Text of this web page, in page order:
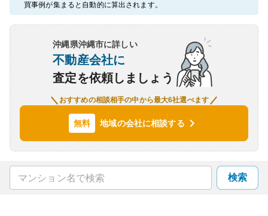
買事例が集まると自動的に算出されます。
沖縄県沖縄市に詳しい
不動産会社に
査定を依頼しましょう
おすすめの相談相手の中から最大6社選べます
無料 地域の会社に相談する
検索